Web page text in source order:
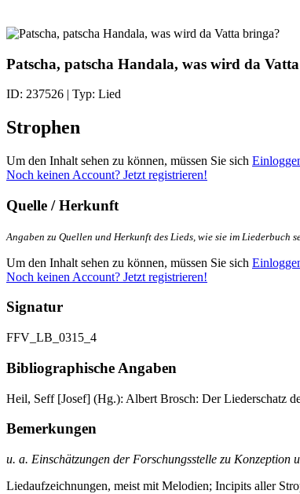
Patscha, patscha Handala, was wird da
ID: 237526 | Typ: Lied
Strophen
Um den Inhalt sehen zu können, müssen Sie sich
Noch keinen Account? Jetzt registrieren!
Quelle / Herkunft
Angaben zu Quellen und Herkunft des Lieds, wie sie im Liederbuch
Um den Inhalt sehen zu können, müssen Sie sich
Noch keinen Account? Jetzt registrieren!
Signatur
FFV_LB_0315_4
Bibliographische Angaben
Heil, Seff [Josef] (Hg.): Albert Brosch: Der Liederschatz
Bemerkungen
u. a. Einschätzungen der Forschungsstelle zu Konzeption
Liedaufzeichnungen, meist mit Melodien; Incipits aller